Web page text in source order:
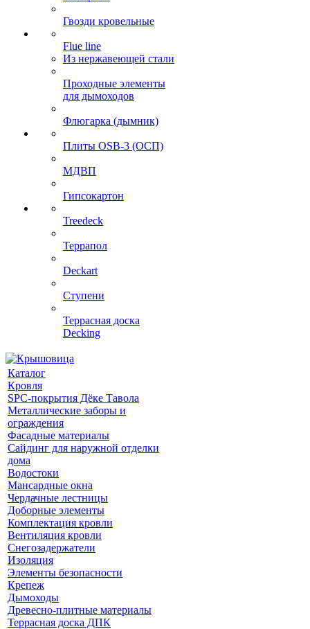
Гвозди кровельные
Flue line
Из нержавеющей стали
Проходные элементы
для дымоходов
Флюгарка (дымник)
Плиты OSB-3 (ОСП)
МДВП
Гипсокартон
Treedeck
Террапол
Deckart
Ступени
Террасная доска
Decking
Каталог
Кровля
SPC-покрытия Дёке Тавола
Металлические заборы и
ограждения
Фасадные материалы
Сайдинг для наружной отделки
дома
Водостоки
Мансардные окна
Чердачные лестницы
Доборные элементы
Комплектация кровли
Вентиляция кровли
Снегозадержатели
Изоляция
Элементы безопасности
Крепеж
Дымоходы
Древесно-плитные материалы
Террасная доска ДПК